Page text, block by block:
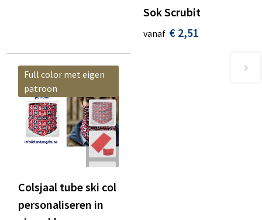
Sok Scrubit
vanaf € 2,51
Full color met eigen
patroon
Colsjaal tube ski col
personaliseren in